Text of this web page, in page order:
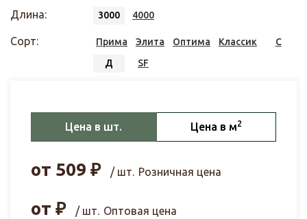
Длина: 3000 4000
Сорт: Прима Элита Оптима Классик
С
Д
SF
Цена в шт. Цена в м2
от 509 ₽ / шт. Розничная цена
от ₽ / шт. Оптовая цена